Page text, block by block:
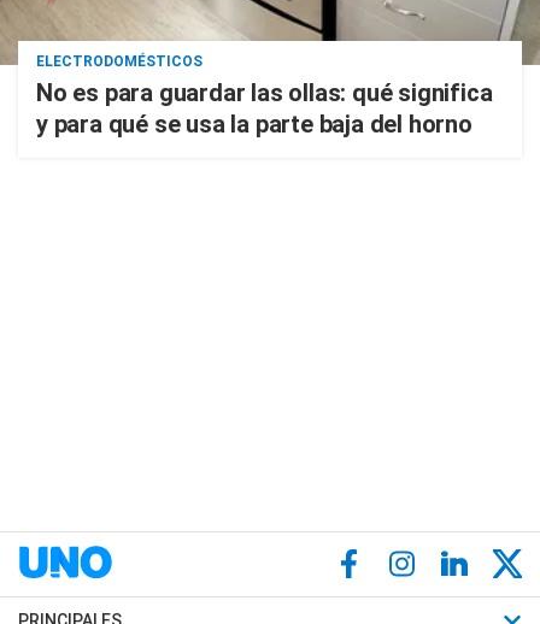
ELECTRODOMÉSTICOS
No es para guardar las ollas: qué significa
y para qué se usa la parte baja del horno
PRINCIPALES